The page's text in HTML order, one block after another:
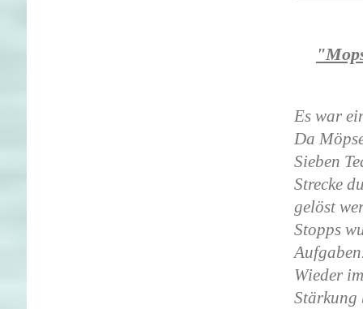
Es war
Da
Sieben
Strecke
gelöst
Stopps
Wieder
Stärkung